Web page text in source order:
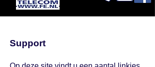
Support